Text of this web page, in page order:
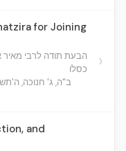
for Joining
הבעת תודה לרבי מאיר
כסלו
ב"ה, ג' חנוכה,
›
and